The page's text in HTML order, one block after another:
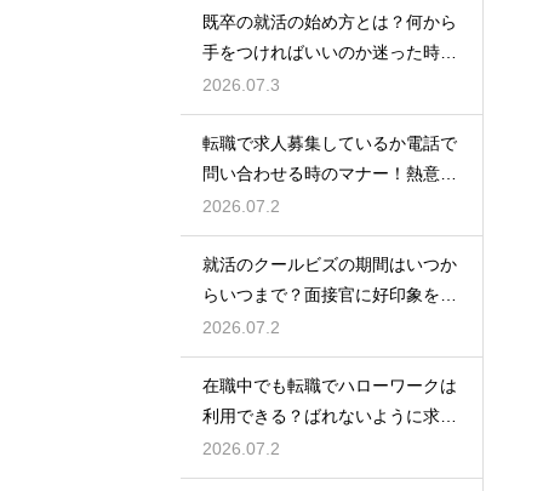
既卒の就活の始め方とは？何から
手をつければいいのか迷った時に
やるべきステップ
2026.07.3
転職で求人募集しているか電話で
問い合わせる時のマナー！熱意を
伝えるトーク例
2026.07.2
就活のクールビズの期間はいつか
らいつまで？面接官に好印象を与
える正しい服装
2026.07.2
在職中でも転職でハローワークは
利用できる？ばれないように求人
を探すコツ
2026.07.2